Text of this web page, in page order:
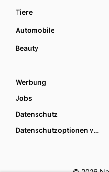
Tiere
Automobile
Beauty
Werbung
Jobs
Datenschutz
Datenschutzoptionen verwalten